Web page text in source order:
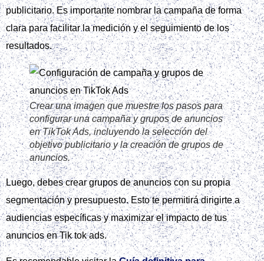
En resumen, crear una campaña de calidad en Tik Tok Ads
requiere una serie de pasos estructurados, desde la
configuración de la cuenta hasta la optimización final. Es
importante entender la palabra clave principal, que es Tik
Tok Ads, y cómo aplicarla de manera efectiva en la
campaña.
Crear cuenta y configurar Tik Tok
Ads Manager
Para crear una campaña de calidad en Tik Tok Ads, es
fundamental começar por configurar correctamente la
cuenta en Tik Tok Ads Manager. Este paso es crucial para
asegurar que tus anuncios lleguen al público objetivo de
manera efectiva.